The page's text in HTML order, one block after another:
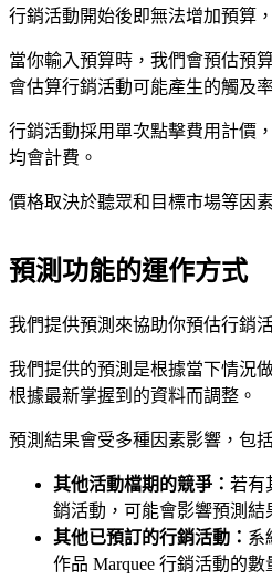
行銷活動開始後即無法增加預算
當你輸入預算時，我們會預估預
會估算行銷活動可能產生的觸及
行銷活動採用單次點擊費用計價
均會計費。
價格取決於聽眾和目標市場等因
預測功能的運作方式
我們提供預測來協助你預估行銷
我們提供的預測是根據當下情況
根據最新掌握到的資料而調整。
預測結果會受多種因素影響，包括
其他活動檔期的競爭： 若有
銷活動，可能會影響預測結
其他已預訂的行銷活動： 系
作品 Marquee 行銷活動的數